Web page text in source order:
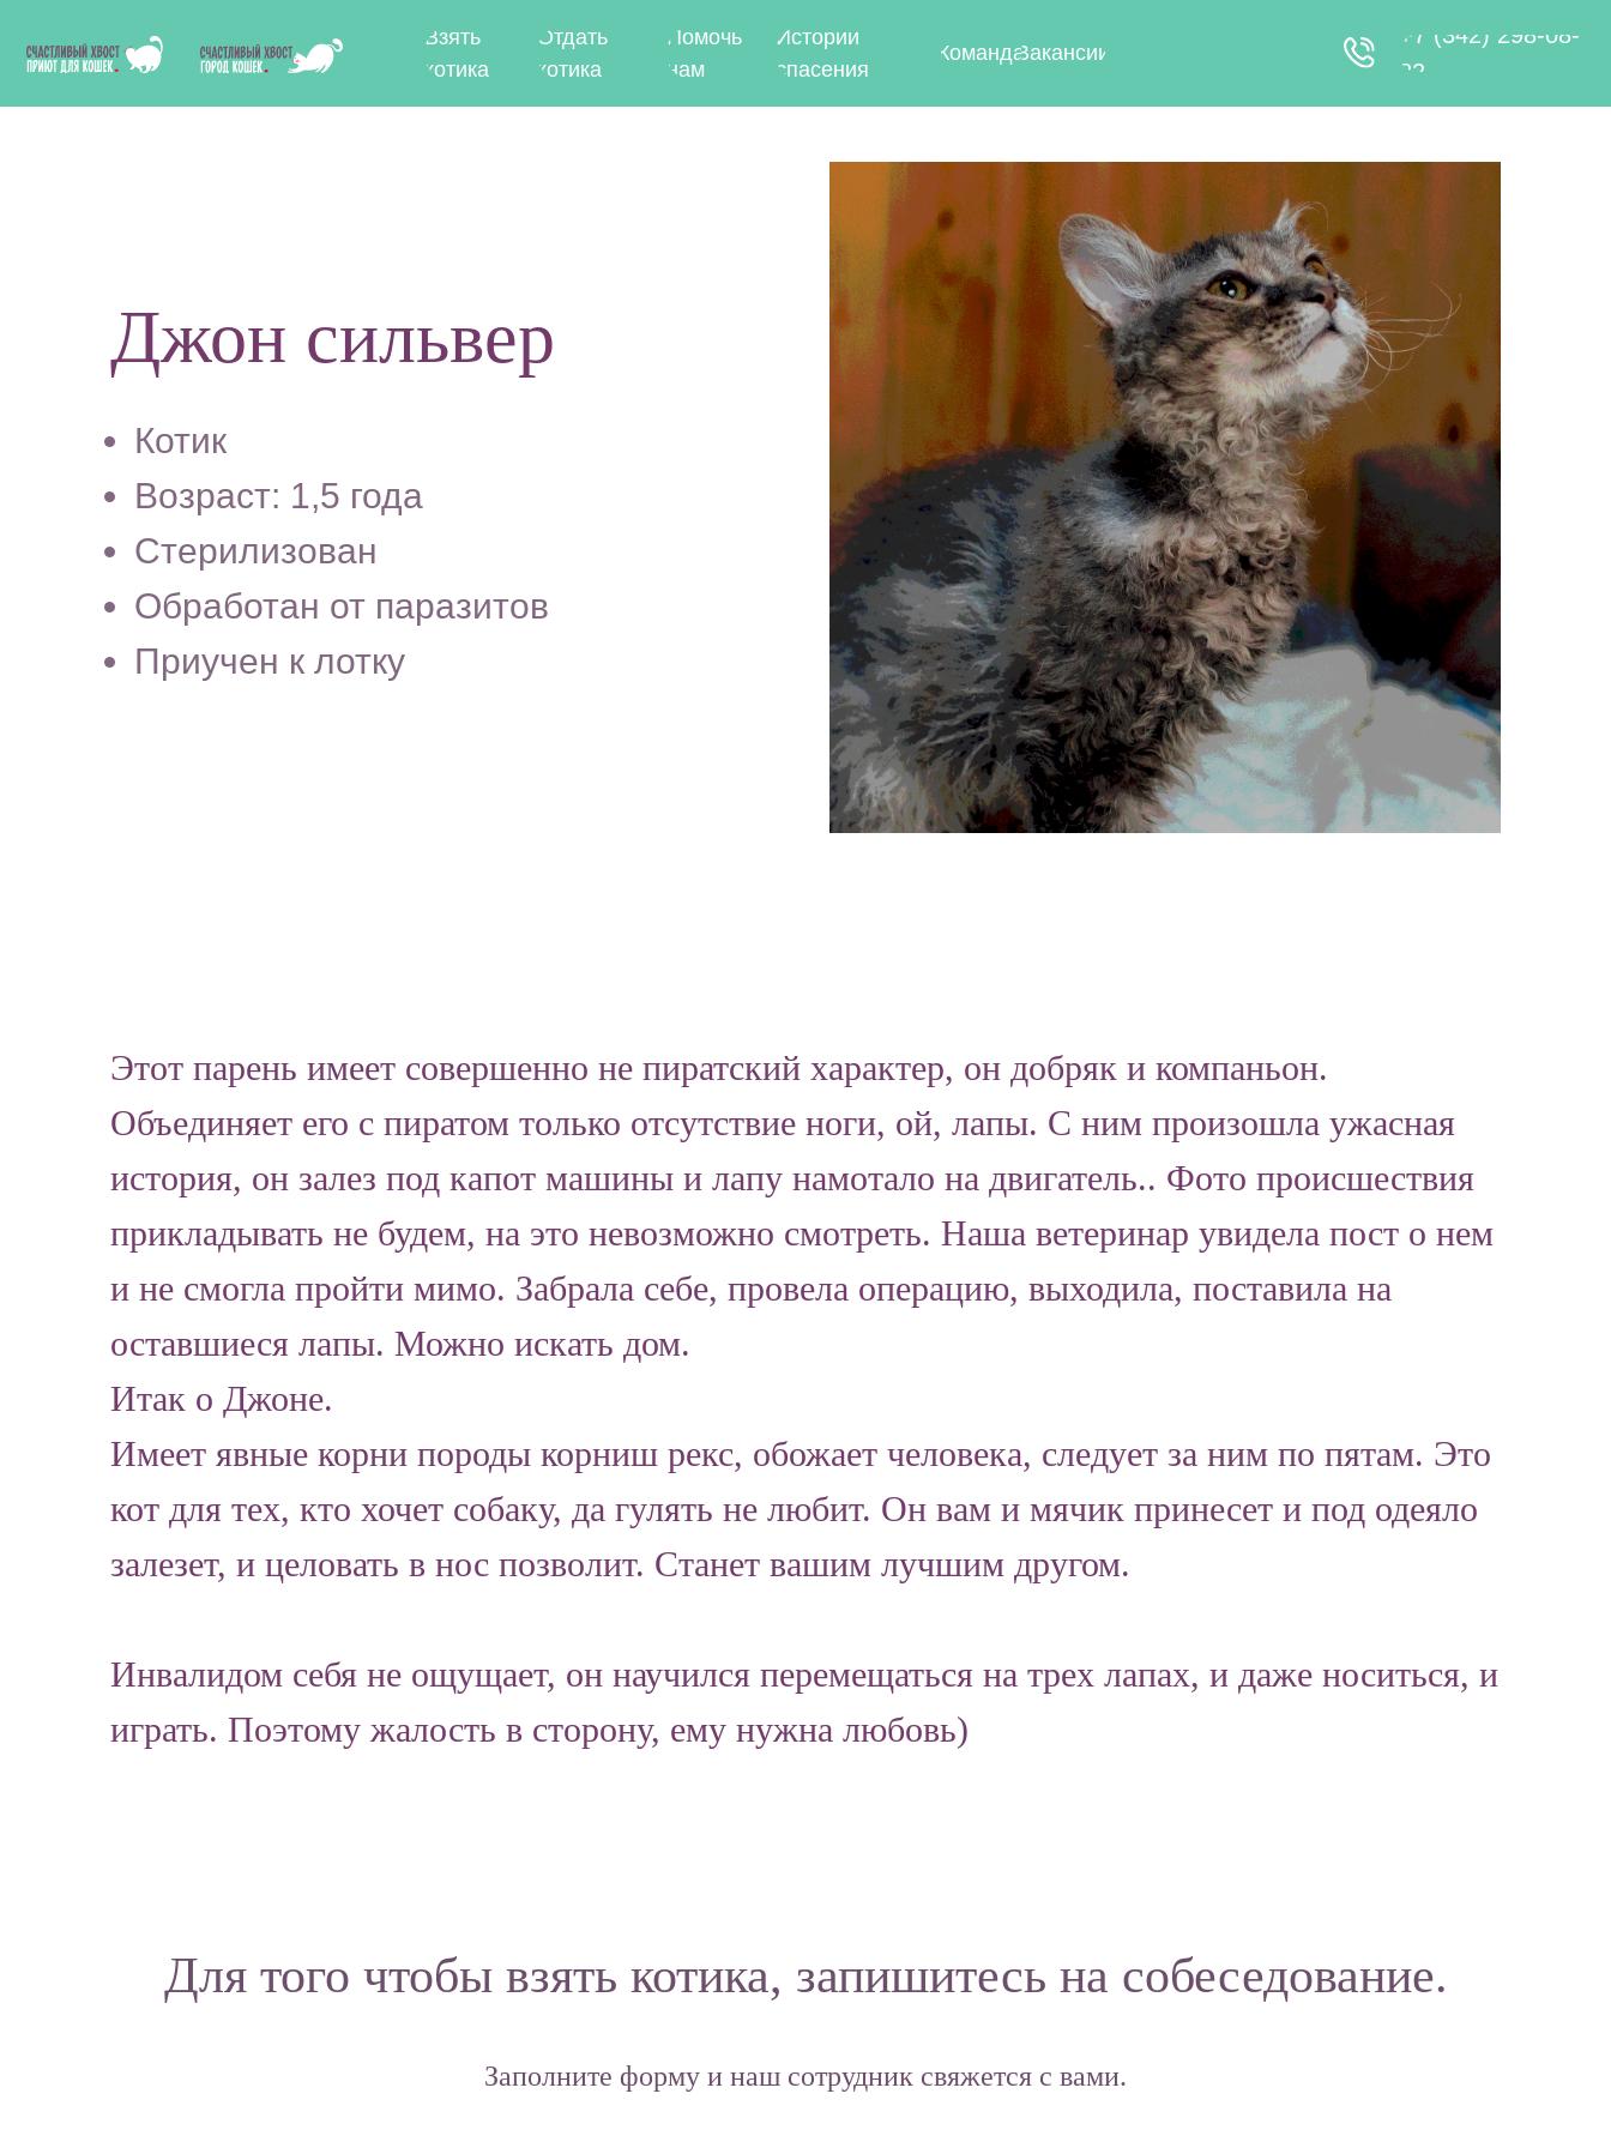
котика
Отдать
котика
Помочь
нам
Истории
спасения
Команда Вакансии
+7 (342) 298-08-
Джон сильвер
Котик
Возраст: 1,5 года
Стерилизован
Обработан от паразитов
Приучен к лотку
Этот парень имеет совершенно не пиратский характер, он добряк и компаньон.
Объединяет его с пиратом только отсутствие ноги, ой, лапы. С ним произошла ужасная
история, он залез под капот машины и лапу намотало на двигатель.. Фото происшествия
прикладывать не будем, на это невозможно смотреть. Наша ветеринар увидела пост о нем
и не смогла пройти мимо. Забрала себе, провела операцию, выходила, поставила на
оставшиеся лапы. Можно искать дом.
Итак о Джоне.
Имеет явные корни породы корниш рекс, обожает человека, следует за ним по пятам. Это
кот для тех, кто хочет собаку, да гулять не любит. Он вам и мячик принесет и под одеяло
залезет, и целовать в нос позволит. Станет вашим лучшим другом.
Инвалидом себя не ощущает, он научился перемещаться на трех лапах, и даже носиться, и
играть. Поэтому жалость в сторону, ему нужна любовь)
Для того чтобы взять котика, запишитесь на собеседование.
Заполните форму и наш сотрудник свяжется с вами.